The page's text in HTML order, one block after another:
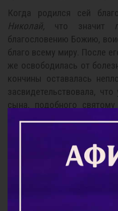
Когда родился сей
Николай, что значит
благословению Божию,
благо всему миру. После
же освободилась от
кончины оставалась
засвидетельствовала,
сына, подобного
быть первым и
почитателем Бога ранее,
прежде, чем начал
прежде, чем привык